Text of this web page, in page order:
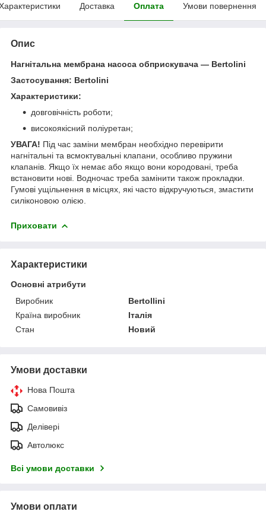
Доставка Оплата Умови повернення
Опис
Нагнітальна мембрана насоса обприскувача — Bertolini
Застосування: Bertolini
Характеристики:
довговічність роботи;
високоякісний поліуретан;
УВАГА! Під час заміни мембран необхідно перевірити
нагнітальні та всмоктувальні клапани, особливо пружини
клапанів. Якщо їх немає або якщо вони кородовані, треба
встановити нові. Водночас треба замінити також прокладки.
Гумові ущільнення в місцях, які часто відкручуються, змастити
силіконовою олією.
Приховати
Характеристики
Основні атрибути
Виробник
Bertollini
Країна виробник
Італія
Стан
Новий
Умови доставки
Нова Пошта
Самовивіз
Делівері
Автолюкс
Всі умови доставки
Умови оплати